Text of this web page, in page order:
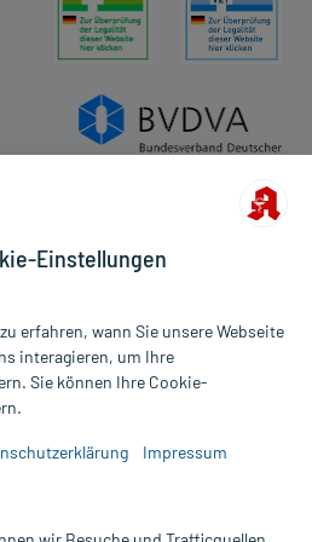
ggf. zzgl. Versandkosten
werden ausschließlich für
durch einen Arzt. Bitte
können. | Diese Webseite benutzt
Einstellungen
erfahren, wann Sie unsere Webseite
interagieren, um Ihre
Sie können Ihre Cookie-
Impressum